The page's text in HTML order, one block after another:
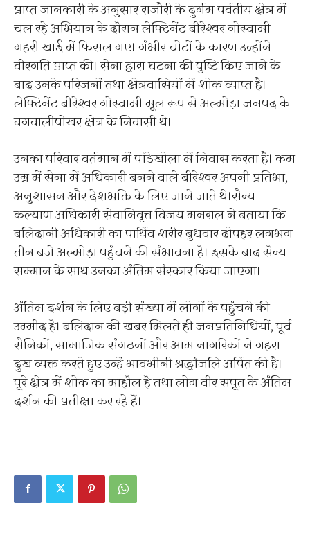
प्राप्त जानकारी के अनुसार राजौरी के दुर्गम पर्वतीय क्षेत्र में
चल रहे अभियान के दौरान लेफ्टिनेंट बीरेश्वर गोस्वामी
गहरी खाई में फिसल गए। गंभीर चोटों के कारण उन्होंने
वीरगति प्राप्त की। सेना द्वारा घटना की पुष्टि किए जाने के
बाद उनके परिजनों तथा क्षेत्रवासियों में शोक व्याप्त है।
लेफ्टिनेंट बीरेश्वर गोस्वामी मूल रूप से अल्मोड़ा जनपद के
बगवालीपोखर क्षेत्र के निवासी थे।
उनका परिवार वर्तमान में पांडेखोला में निवास करता है। कम
उम्र में सेना में अधिकारी बनने वाले बीरेश्वर अपनी प्रतिभा,
अनुशासन और देशभक्ति के लिए जाने जाते थे।सैन्य
कल्याण अधिकारी सेवानिवृत्त विजय मनराल ने बताया कि
बलिदानी अधिकारी का पार्थिव शरीर बुधवार दोपहर लगभग
तीन बजे अल्मोड़ा पहुंचने की संभावना है। इसके बाद सैन्य
सम्मान के साथ उनका अंतिम संस्कार किया जाएगा।
अंतिम दर्शन के लिए बड़ी संख्या में लोगों के पहुंचने की
उम्मीद है। बलिदान की खबर मिलते ही जनप्रतिनिधियों, पूर्व
सैनिकों, सामाजिक संगठनों और आम नागरिकों ने गहरा
दुख व्यक्त करते हुए उन्हें भावभीनी श्रद्धांजलि अर्पित की है।
पूरे क्षेत्र में शोक का माहौल है तथा लोग वीर सपूत के अंतिम
दर्शन की प्रतीक्षा कर रहे हैं।